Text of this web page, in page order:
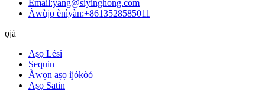
Email:yang@siyinghong.com
Àwùjọ ènìyàn:+8613528585011
ọjà
Aṣọ Lésì
Sequin
Àwọn aṣọ ìjókòó
Aṣọ Satin